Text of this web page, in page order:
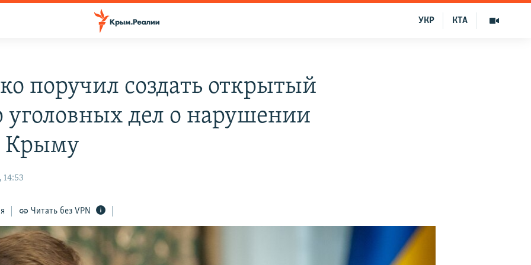
КТА
УКР
поручил создать открытый
уголовных дел о нарушении
Крыму
14:53
Читать без VPN